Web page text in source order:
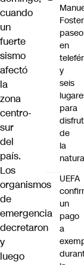
cuando
un
fuerte
sismo
afectó
la
zona
centro-
sur
del
país.
Los
organismos
de
emergencia
decretaron
y
luego
paseo
en
y
seis
para
de
la
UEFA
un
pago
a